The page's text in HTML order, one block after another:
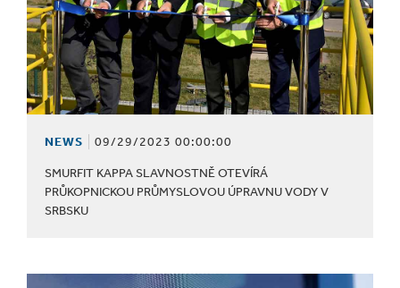
NEWS 09/29/2023 00:00:00
SMURFIT KAPPA SLAVNOSTNĚ OTEVÍRÁ
PRŮKOPNICKOU PRŮMYSLOVOU ÚPRAVNU VODY V
SRBSKU